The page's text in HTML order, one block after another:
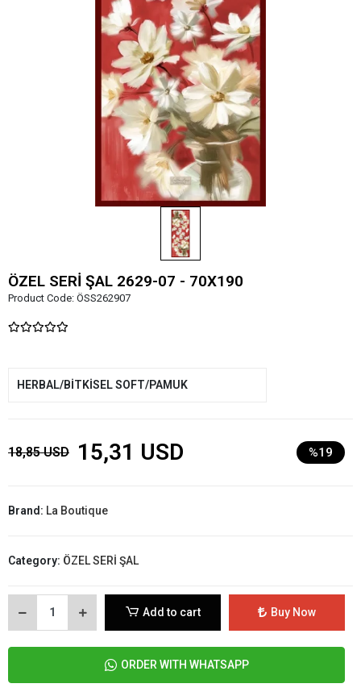
ÖZEL SERİ ŞAL 2629-07 - 70X190
Product Code: ÖSS262907
HERBAL/BİTKİSEL SOFT/PAMUK
18,85 USD 15,31 USD %19
Brand: La Boutique
Category: ÖZEL SERİ ŞAL
Add to cart Buy Now
ORDER WITH WHATSAPP